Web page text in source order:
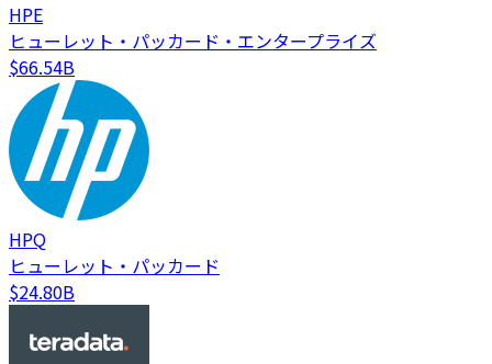
HPE
ヒューレット・パッカード・エンタープライズ
$66.54B
HPQ
ヒューレット・パッカード
$24.80B